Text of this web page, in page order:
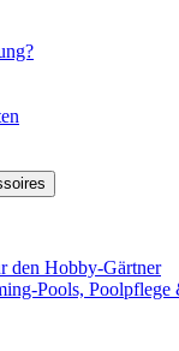
den Hobby-Gärtner
Pools, Poolpflege